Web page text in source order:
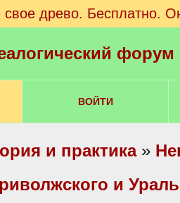
свое древо. Бесплатно.
ВОЙТИ
и практика»
и